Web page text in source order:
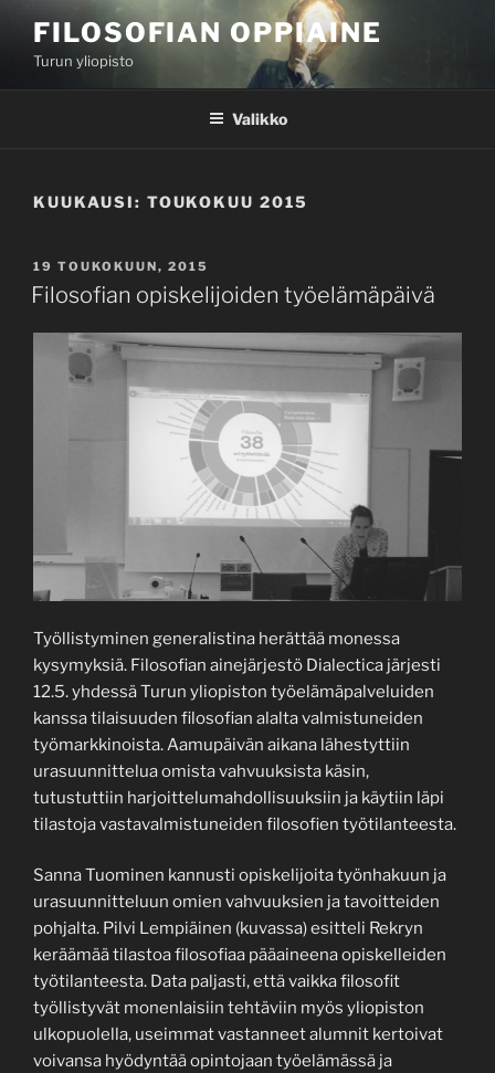
sisältöönFILOSOFIAN OPPIAINE
Turun yliopisto
Valikko
KUUKAUSI: TOUKOKUU 2015
JULKAISTU
19 TOUKOKUUN, 2015
Filosofian opiskelijoiden työelämäpäivä
Työllistyminen generalistina herättää monessa
kysymyksiä. Filosofian ainejärjestö Dialectica järjesti
12.5. yhdessä Turun yliopiston työelämäpalveluiden
kanssa tilaisuuden filosofian alalta valmistuneiden
työmarkkinoista. Aamupäivän aikana lähestyttiin
urasuunnittelua omista vahvuuksista käsin,
tutustuttiin harjoittelumahdollisuuksiin ja käytiin läpi
tilastoja vastavalmistuneiden filosofien työtilanteesta.
Sanna Tuominen kannusti opiskelijoita työnhakuun ja
urasuunnitteluun omien vahvuuksien ja tavoitteiden
pohjalta. Pilvi Lempiäinen (kuvassa) esitteli Rekryn
keräämää tilastoa filosofiaa pääaineena opiskelleiden
työtilanteesta. Data paljasti, että vaikka filosofit
työllistyvät monenlaisiin tehtäviin myös yliopiston
ulkopuolella, useimmat vastanneet alumnit kertoivat
voivansa hyödyntää opintojaan työelämässä ja